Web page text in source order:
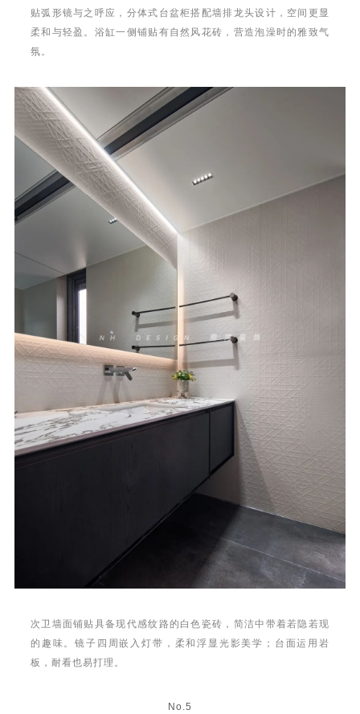
贴弧形镜与之呼应，分体式台盆柜搭配墙排龙头设计，空间更显
柔和与轻盈。浴缸一侧铺贴有自然风花砖，营造泡澡时的雅致气
氛。
次卫墙面铺贴具备现代感纹路的白色瓷砖，简洁中带着若隐若现
的趣味。镜子四周嵌入灯带，柔和浮显光影美学；台面运用岩
板，耐看也易打理。
No.5